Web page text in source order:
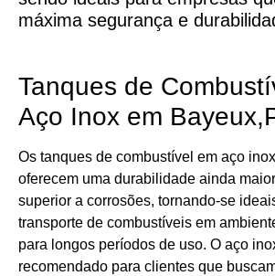
máxima segurança e
Tanques de
Aço Inox em
Os tanques de combustível em aço
oferecem uma durabilidade ainda
superior a corrosões, tornando-se
transporte de combustíveis em
para longos períodos de uso. O aço
recomendado para clientes que